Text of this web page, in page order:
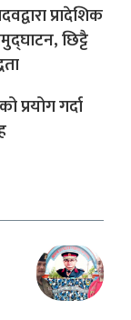
प्रादेशिक
छिट्टै
प्रयोग गर्दा